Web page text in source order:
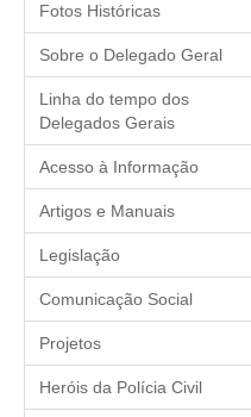
Fotos Históricas
Sobre o Delegado Geral
Linha do tempo dos
Delegados Gerais
Acesso à Informação
Artigos e Manuais
Legislação
Comunicação Social
Projetos
Heróis da Polícia Civil